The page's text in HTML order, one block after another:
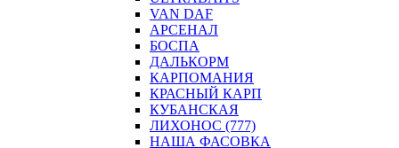
VAN DAF
АРСЕНАЛ
БОСПА
ДАЛЬКОРМ
КАРПОМАНИЯ
КРАСНЫЙ КАРП
КУБАНСКАЯ
ЛИХОНОС (777)
НАША ФАСОВКА